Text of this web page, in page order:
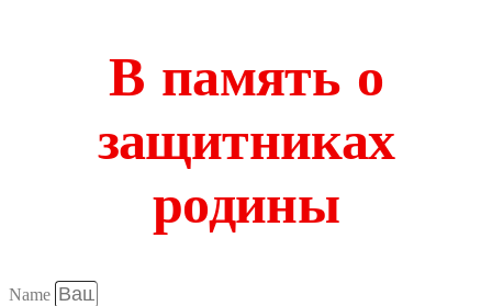
В память о
защитниках
родины
Name